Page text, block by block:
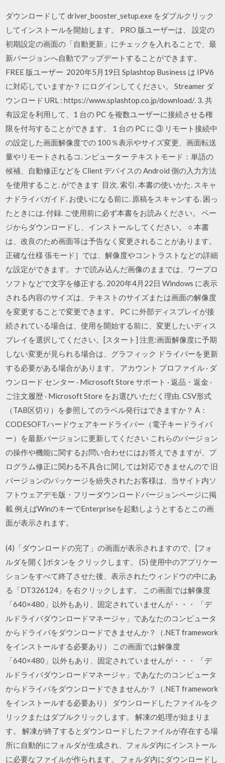
ダウンロードして driver_booster_setup.exe をダブルクリック
してインストールを開始します。 PRO 版ユーザーは、 設定の
初期設定の画面の「自動更新」にチェックを入れることで、最
新バージョンへ自動でアップデートすることができます。
FREE 版ユーザー 2020年5月19日 Splashtop Business は IPV6
に対応していますか？ にログインしてください。 Streamer ダ
ウンロード URL : https://www.splashtop.co.jp/download/. 3. 共
有設定を利用して、1 台の PC を複数ユーザーに接続させる権
限を付与することができます。 1 台の PC に ③ リモート接続中
の設定した画面解像度での 100％表示やサイズ変更、画面転送
量やリモートされるコ. ンピューター テキストモード：単語の
候補、自動修正などを Client デバイスの Android 側の入力方法
を使用すること. ができます 目次. 索引. 本書の使いかた. スキャ
ナドライバガイド. お使いになる前に. 原稿をスキャンする. 困っ
たときには. 付録. ご使用前に必ず本書をお読みください。 ペー
ジからダウンロードし、インストールしてください。 ○ 本書
は、改良のため画面等は予告なく変更されることがあります。
正確な仕様 張モード］では、解像度やコントラストなどの詳細
な設定ができます。 ナで読み込んだ画像のままでは、ワープロ
ソフトなどで文字を修正する. 2020年4月22日 Windows に表示
される内容のサイズは、テキストのサイズまたは画面の解像度
を変更することで変更できます。 PC に外部ディスプレイが接
続されている場合は、使用を開始する前に、変更したいディス
プレイを選択してください。[スタート] 注意:画面解像度に予期
しない変更が見られる場合は、グラフィック ドライバーを更新
する必要がある場合があります。 アカウント プロファイル · ダ
ウンロード センター · Microsoft Store サポート · 返品・返金 ·
ご注文履歴 · Microsoft Store をお選びいただく理由. CSV形式
（TAB区切り）を参照してのラベル発行はできますか？ A：
CODESOFTハードウェアキードライバー（電子キードライバ
ー）を最新バージョンに更新してください これらのバージョン
の操作や機能に関するお問い合わせにはお答えできますが、プ
ログラム修正に関わる不具合に関しては対応できませんので 旧
バージョンのパッケージを紛失されたお客様は、当サイト内ソ
フトウェアデモ版・フリーダウンロードバージョンページに掲
載 例えばWinのキーでEnterpriseを起動しようとするとこの画
面が表示されます。
(4)「ダウンロードの完了」の画面が表示されますので、[フォ
ルダを開く]ボタンを クリックします。 (5) 使用中のアプリケー
ションをすべて終了させた後、表示されたウィンドウの中にあ
る「DT326124」を右クリックします。 この画面では解像度
「640×480」以外もあり、固定されていませんが・・・ 「デ
ルドライバダウンロードマネージャ」であなたのコンピュータ
からドライバをダウンロードできませんか？（.NET framework
をインストールする必要あり） この画面では解像度
「640×480」以外もあり、固定されていませんが・・・ 「デ
ルドライバダウンロードマネージャ」であなたのコンピュータ
からドライバをダウンロードできませんか？（.NET framework
をインストールする必要あり） ダウンロードしたファイルをク
リックまたはダブルクリックします。 解凍の処理が始まりま
す。 解凍が終了するとダウンロードしたファイルが存在する場
所に自動的にフォルダが生成され、フォルダ内にインストール
に必要なファイルが作られます。 フォルダ内にダウンロードし